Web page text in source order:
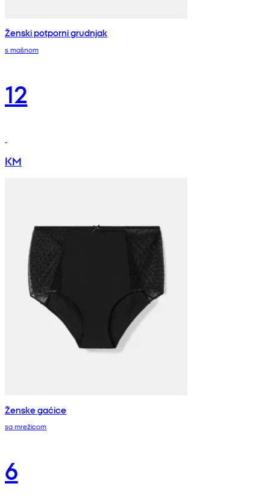
Ženski potporni grudnjak
s mašnom
12
KM
Ženske gaćice
sa mrežicom
6